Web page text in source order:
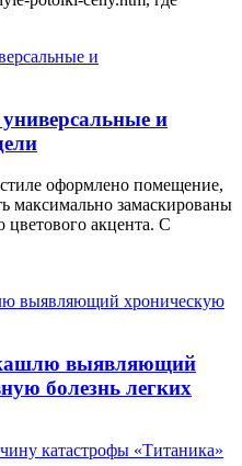
и
оформлено помещение,
максимально замаскированы
цветового акцента. С
выявляющий
болезнь легких